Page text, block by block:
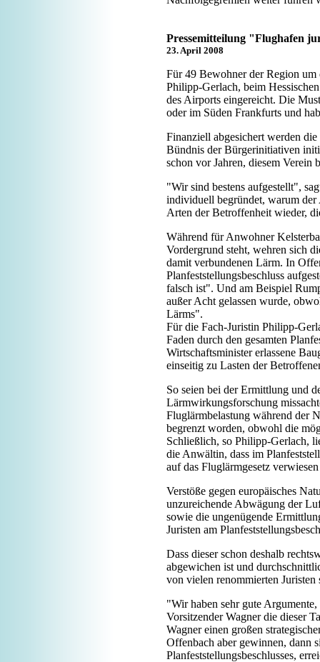
Pressemitteilung "Flughafen
23. April 2008
Für 49 Bewohner der Region
Philipp-Gerlach, beim
des Airports eingereicht. Die
oder im Süden Frankfurts und
Finanziell abgesichert werden
Bündnis der Bürgerinitiativen
schon vor Jahren, diesem Verein
"Wir sind bestens aufgestellt",
individuell begründet, warum der
Arten der Betroffenheit wieder,
Während für Anwohner
Vordergrund steht, wehren sich
damit verbundenen Lärm. In
Planfeststellungsbeschluss
falsch ist". Und am Beispiel
außer Acht gelassen wurde,
Lärms".
Für die Fach-Juristin Philipp-
Faden durch den gesamten
Wirtschaftsminister erlassene
einseitig zu Lasten der
So seien bei der Ermittlung und
Lärmwirkungsforschung
Fluglärmbelastung während der
begrenzt worden, obwohl die
Schließlich, so Philipp-Gerlach,
die Anwältin, dass im
auf das Fluglärmgesetz
Verstöße gegen europäisches
unzureichende Abwägung der
sowie die ungenügende
Juristen am
Dass dieser schon deshalb
abgewichen ist und
von vielen renommierten
"Wir haben sehr gute
Vorsitzender Wagner die dieser
Wagner einen großen
Offenbach aber gewinnen, dann
Planfeststellungsbeschlusses,